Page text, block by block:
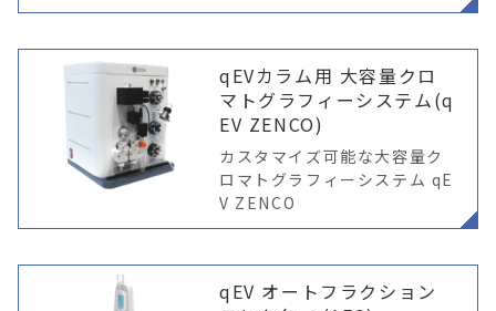
証された細胞外小胞抽出キッ
目的で使用願います。臨床、
医療行為には使用できま
qEVカラム用 大容量クロ
マトグラフィーシステム(q
EV ZENCO)
カスタマイズ可能な大容量ク
ロマトグラフィーシステム qE
V ZENCO
qEV オートフラクション